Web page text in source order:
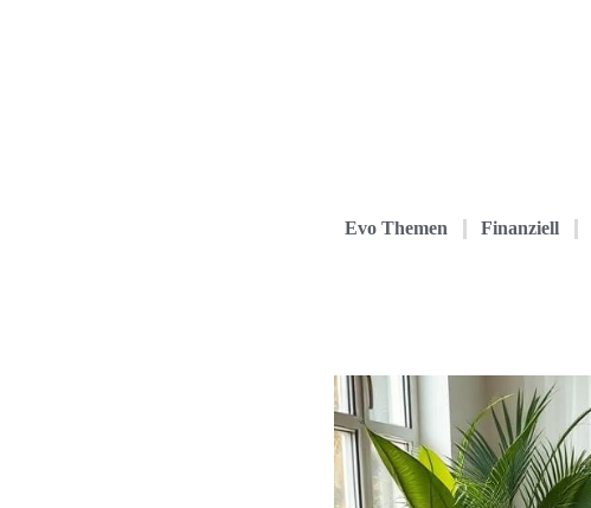
Evo Themen Finanziell